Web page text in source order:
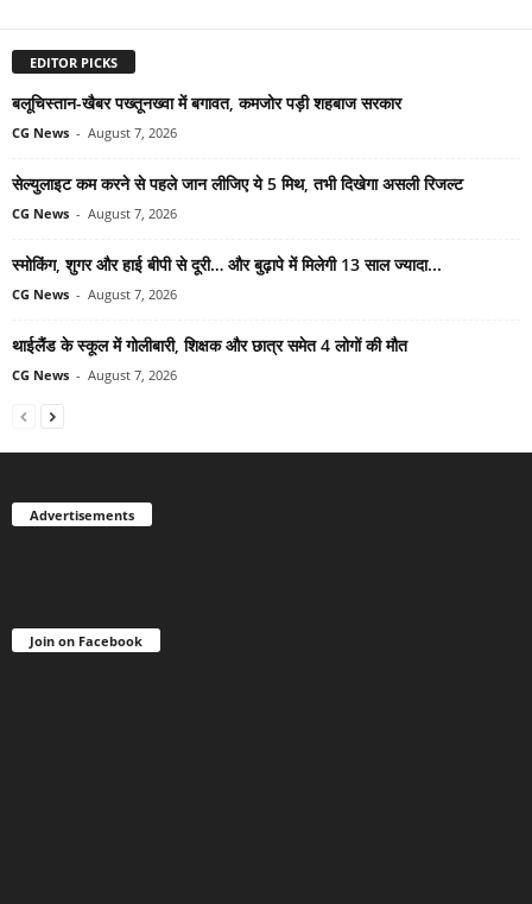
EDITOR PICKS
बलूचिस्तान-खैबर पख्तूनख्वा में बगावत, कमजोर पड़ी शहबाज सरकार
CG News - August 7, 2026
सेल्युलाइट कम करने से पहले जान लीजिए ये 5 मिथ, तभी दिखेगा असली रिजल्ट
CG News - August 7, 2026
स्मोकिंग, शुगर और हाई बीपी से दूरी… और बुढ़ापे में मिलेगी 13 साल ज्यादा...
CG News - August 7, 2026
थाईलैंड के स्कूल में गोलीबारी, शिक्षक और छात्र समेत 4 लोगों की मौत
CG News - August 7, 2026
Advertisements
Join on Facebook